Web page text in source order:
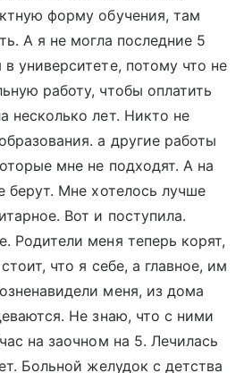
форму обучения, там
А я не могла последние 5
в университете, потому что не
работу, чтобы оплатить
несколько лет. Никто не
а другие работы
мне не подходят. А на
берут. Мне хотелось лучше
Вот и поступила.
Родители меня теперь корят,
что я себе, а главное, им
меня, из дома
Не знаю, что с ними
на заочном на 5. Лечилась
Больной желудок с детства